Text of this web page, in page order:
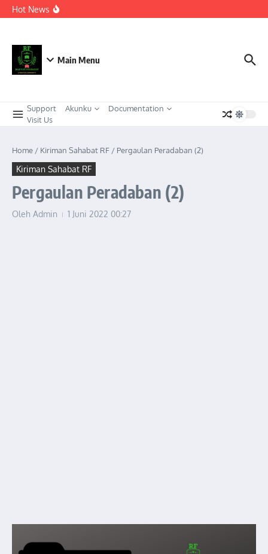
Lewati ke konten
Hot News
STRATEGI ADAPTIF MENGHADAPI PERUBAHAN SOSIAL
Berkeadaban: Refleksi atas Kasus Melonjaknya Harga dan
Kelangkaan Solar Bersubsidi.
Main Menu
Support Akunku
Documentation
Visit Us
Home / Kiriman Sahabat RF / Pergaulan Peradaban (2)
Kiriman Sahabat RF
Pergaulan Peradaban (2)
Oleh Admin 1 Juni 2022 00:27